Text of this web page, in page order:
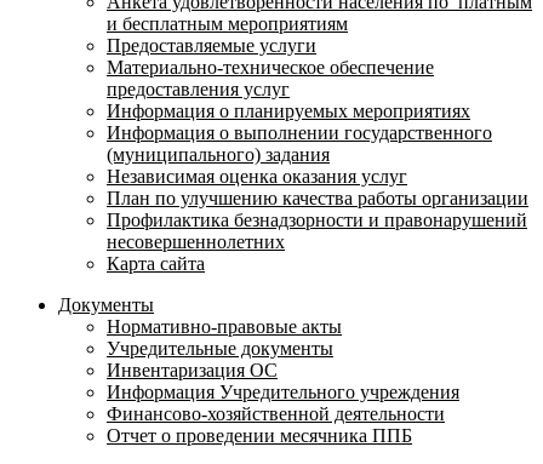
и бесплатным мероприятиям
Предоставляемые услуги
Материально-техническое обеспечение
предоставления услуг
Информация о планируемых мероприятиях
Информация о выполнении государственного
(муниципального) задания
Независимая оценка оказания услуг
План по улучшению качества работы организации
Профилактика безнадзорности и правонарушений
несовершеннолетних
Карта сайта
Документы
Нормативно-правовые акты
Учредительные документы
Инвентаризация ОС
Информация Учредительного учреждения
Финансово-хозяйственной деятельности
Отчет о проведении месячника ППБ